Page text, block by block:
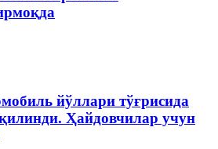
йўллари тўғрисида
Ҳайдовчилар учун